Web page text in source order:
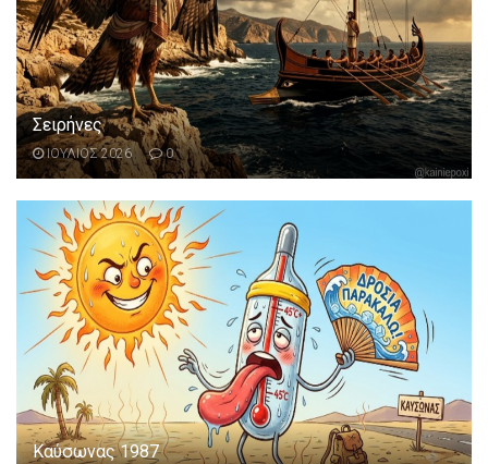
Σειρήνες
ΙΟΥΛΙΟΣ 2026 0
Καύσωνας 1987